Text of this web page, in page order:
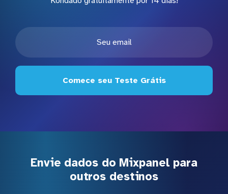
Comece seu Teste Grátis
Envie dados do Mixpanel para
outros destinos